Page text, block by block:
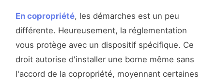
En copropriété, les démarches est un peu
différente. Heureusement, la réglementation
vous protège avec un dispositif spécifique. Ce
droit autorise d'installer une borne même sans
l'accord de la copropriété, moyennant certaines